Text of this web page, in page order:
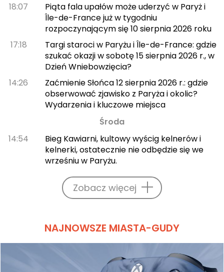
18:07
Piąta fala upałów może uderzyć w Paryż i
Île-de-France już w tygodniu
rozpoczynającym się 10 sierpnia 2026 roku
17:18
Targi staroci w Paryżu i Île-de-France: gdzie
szukać okazji w sobotę 15 sierpnia 2026 r., w
Dzień Wniebowzięcia?
14:26
Zaćmienie Słońca 12 sierpnia 2026 r.: gdzie
obserwować zjawisko z Paryża i okolic?
Wydarzenia i kluczowe miejsca
Środa
14:54
Bieg Kawiarni, kultowy wyścig kelnerów i
kelnerki, ostatecznie nie odbędzie się we
wrześniu w Paryżu.
Zobacz więcej
NAJNOWSZE MIASTA-GUDY